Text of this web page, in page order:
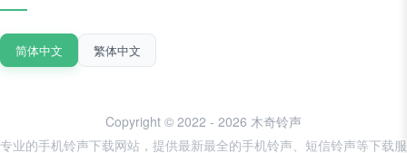
简体中文 繁体中文
Copyright © 2022 - 2026 木奇铃声
专业的手机铃声下载网站，提供最新最全的手机铃声、短信铃声等下载服